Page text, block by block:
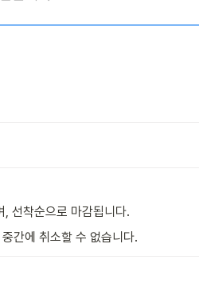
선착순으로 마감됩니다.
간에 취소할 수 없습니다.